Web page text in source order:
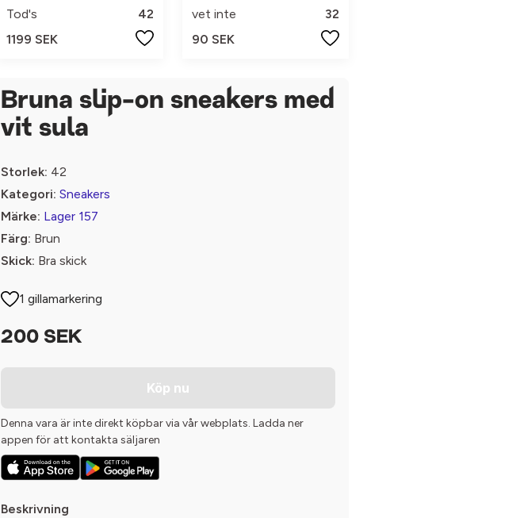
Tod's
42
1199 SEK
vet inte
32
90 SEK
Bruna slip-on sneakers med
vit sula
Storlek: 42
Kategori: Sneakers
Märke: Lager 157
Färg: Brun
Skick: Bra skick
1 gillamarkering
200 SEK
Köp nu
Denna vara är inte direkt köpbar via vår webplats. Ladda ner
appen för att kontakta säljaren
Beskrivning